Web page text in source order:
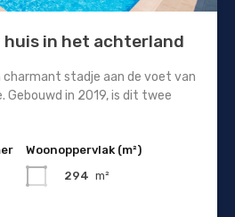
in het achterland
charmant stadje aan de voet van
Gebouwd in 2019, is dit twee
Woonoppervlak (m²)
294 m²